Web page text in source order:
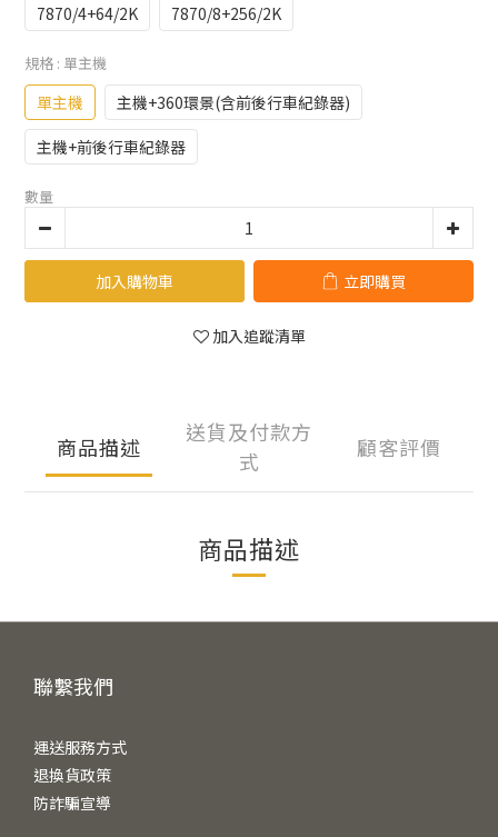
7870/4+64/2K
7870/8+256/2K
規格 : 單主機
單主機
主機+360環景(含前後行車紀錄器)
主機+前後行車紀錄器
數量
加入購物車 立即購買
加入追蹤清單
商品描述
送貨及付款方
式
顧客評價
商品描述
聯繫我們
運送服務方式
退換貨政策
防詐騙宣導